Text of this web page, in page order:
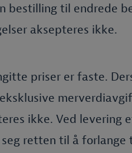
bestilling til endrede
aksepteres ikke.
priser er faste.
ikke. Ved levering
seg retten til å